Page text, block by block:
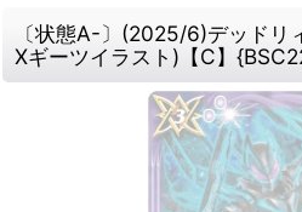
〔状態A-〕(2025/6)デッドリ
Xギーツイラスト)【C】